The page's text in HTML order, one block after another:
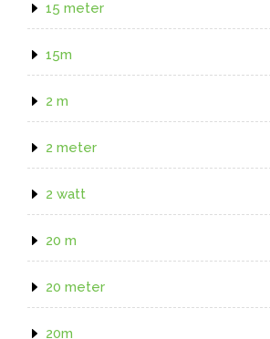
15 meter
15m
2 m
2 meter
2 watt
20 m
20 meter
20m